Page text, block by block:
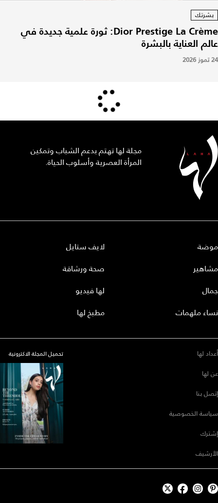
بشرتك
Dior Prestige La Crème: ثورة علمية جديدة في
عالم العناية بالبشرة
24 تموز 2026
مجلة لها تهتم بدعم الشباب وتمكين
المرأة العصرية وأسلوب الحياة.
موضة
مشاهير
جمال
نساء ملهمات
لايف ستايل
صحة ورشاقة
لها فيديو
مطبخ لها
أعداد لها
عن لها
إتصل بنا
سياسة الخصوصية
إشترك
الأرشيف
تحميل المجلة الاكترونية